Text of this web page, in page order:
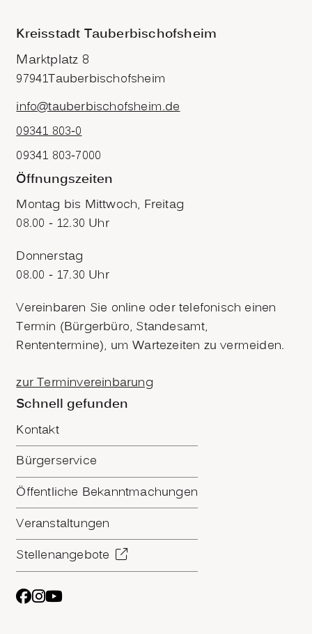
Kreisstadt Tauberbischofsheim
Marktplatz 8
97941Tauberbischofsheim
info@tauberbischofsheim.de
09341 803-0
09341 803-7000
Öffnungszeiten
Montag bis Mittwoch, Freitag
08.00 - 12.30 Uhr
Donnerstag
08.00 - 17.30 Uhr
Vereinbaren Sie online oder telefonisch einen
Termin (Bürgerbüro, Standesamt,
Rententermine), um Wartezeiten zu vermeiden.
zur Terminvereinbarung
Schnell gefunden
Kontakt
Bürgerservice
Öffentliche Bekanntmachungen
Veranstaltungen
Stellenangebote